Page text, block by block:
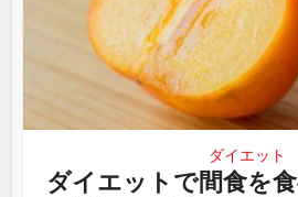
ダイエット
ダイエットで間食を